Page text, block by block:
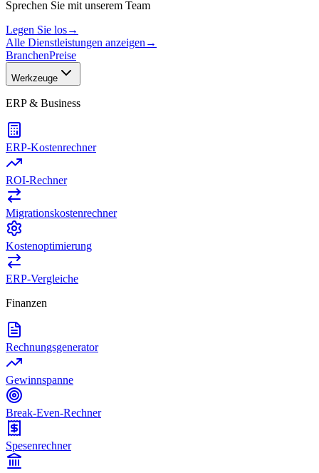
Sprechen Sie mit unserem Team
Legen Sie los→
Alle Dienstleistungen anzeigen →
BranchenPreise
Werkzeuge
ERP & Business
ERP-Kostenrechner
ROI-Rechner
Migrationskostenrechner
Kostenoptimierung
ERP-Vergleiche
Finanzen
Rechnungsgenerator
Gewinnspanne
Break-Even-Rechner
Spesenrechner